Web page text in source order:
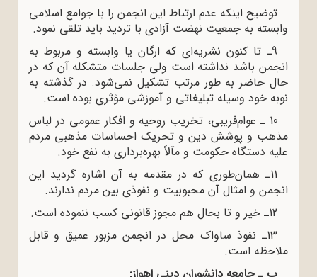
توضیح اینکه عدم ارتباط این انجمن را با جوامع اسلامی
وابسته به جمعیت نهضت آزادی با تردید باید تلقی نمود.
9ـ تا کنون نشریه‌ای که ارگان یا وابسته و مربوط به
انجمن باشد نداشته است ولی جلسات متشکله آن که در
حال حاضر به طور مرتب تشکیل نمی‌شود. در گذشته به
نوبه خود وسیله تبلیغاتی و آموزشی مؤثری بوده است.
10 ـ عوام‌فریبی، تخریب روحیه و افکار عمومی در لباس
مذهب و پوشش دین و تحریک احساسات مذهبی مردم
علیه دستگاه حکومت و مآلاً بهره‌برداری به نفع خود.
11ـ همان‌طوری که در مقدمه به آن اشاره گردید این
انجمن و امثال آن محبوبیت و نفوذی بین مردم ندارند.
12ـ خیر و تا بحال هم مجوز قانونی کسب ننموده است.
13ـ نفوذ ساواک محل در انجمن مزبور عمیق و قابل
ملاحظه است.